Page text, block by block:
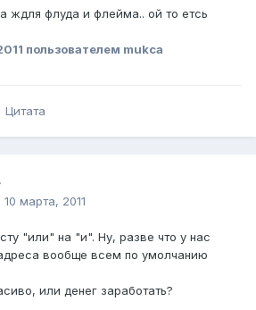
ждля флуда и флейма.. ой то етсь
пользователем mukca
Цитата
10 марта, 2011
"или" на "и". Ну, разве что у нас
вообще всем по умолчанию
или денег заработать?